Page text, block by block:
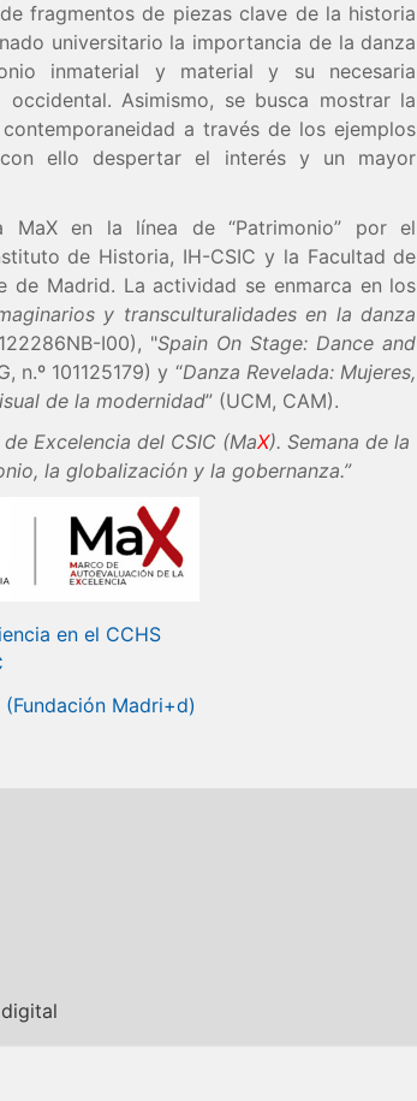
fragmentos de piezas clave de la historia
universitario la importancia de la danza
inmaterial y material y su necesaria
Asimismo, se busca mostrar la
a través de los ejemplos
ello despertar el interés y un mayor
MaX en la línea de “Patrimonio” por el
de Historia, IH-CSIC y la Facultad de
de Madrid. La actividad se enmarca en los
y transculturalidades en la danza
I00), "Spain On Stage: Dance and
n.º 101125179) y “Danza Revelada: Mujeres,
de la modernidad” (UCM, CAM).
Excelencia del CSIC (MaX). Semana de la
la globalización y la gobernanza.”
en el CCHS
Madri+d)